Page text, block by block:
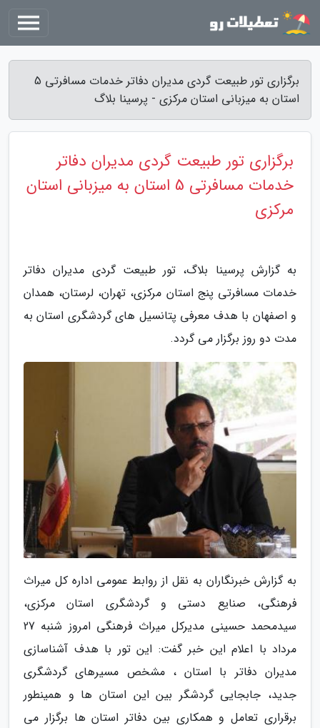
برگزاری تور طبیعت گردی مدیران دفاتر خدمات مسافرتی 5
استان به میزبانی استان مرکزی - پرسینا بلاگ
برگزاری تور طبیعت گردی مدیران دفاتر
خدمات مسافرتی 5 استان به میزبانی استان
مرکزی
به گزارش پرسینا بلاگ، تور طبیعت گردی مدیران دفاتر
خدمات مسافرتی پنج استان مرکزی، تهران، لرستان، همدان
و اصفهان با هدف معرفی پتانسیل های گردشگری استان به
مدت دو روز برگزار می گردد.
به گزارش خبرنگاران به نقل از روابط عمومی اداره کل میراث
فرهنگی، صنایع دستی و گردشگری استان مرکزی،
سیدمحمد حسینی مدیرکل میراث فرهنگی امروز شنبه 27
مرداد با اعلام این خبر گفت: این تور با هدف آشناسازی
مدیران دفاتر با استان ، مشخص مسیرهای گردشگری
جدید، جابجایی گردشگر بین این استان ها و همینطور
برقراری تعامل و همکاری بین دفاتر استان ها برگزار می